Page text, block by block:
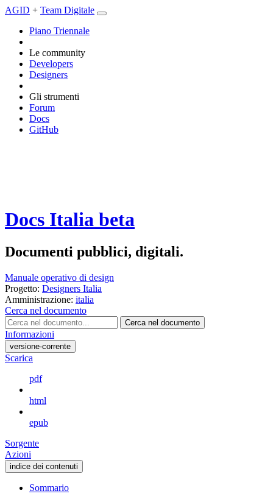
AGID + Team Digitale
Piano Triennale
Le community
Developers
Designers
Gli strumenti
Forum
Docs
GitHub
Docs Italia beta
Documenti pubblici, digitali.
Manuale operativo di design
Progetto: Designers Italia
Amministrazione: italia
Cerca nel documento
Cerca nel documento
Informazioni
versione-corrente
Scarica
pdf
html
epub
Sorgente
Azioni
indice dei contenuti
Sommario